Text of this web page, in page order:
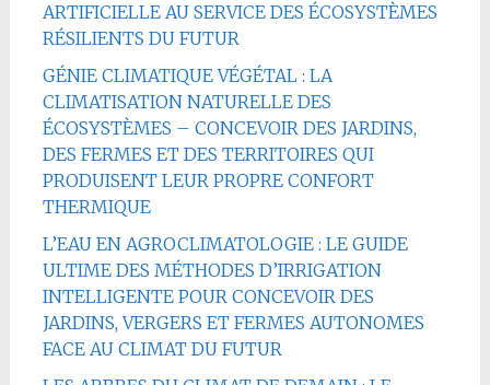
ARTIFICIELLE AU SERVICE DES ÉCOSYSTÈMES
RÉSILIENTS DU FUTUR
GÉNIE CLIMATIQUE VÉGÉTAL : LA
CLIMATISATION NATURELLE DES
ÉCOSYSTÈMES – CONCEVOIR DES JARDINS,
DES FERMES ET DES TERRITOIRES QUI
PRODUISENT LEUR PROPRE CONFORT
THERMIQUE
L’EAU EN AGROCLIMATOLOGIE : LE GUIDE
ULTIME DES MÉTHODES D’IRRIGATION
INTELLIGENTE POUR CONCEVOIR DES
JARDINS, VERGERS ET FERMES AUTONOMES
FACE AU CLIMAT DU FUTUR